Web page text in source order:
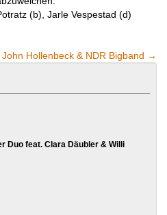
(b), Jarle Vespestad (d)
John Hollenbeck & NDR Bigband →
Duo feat. Clara Däubler & Willi